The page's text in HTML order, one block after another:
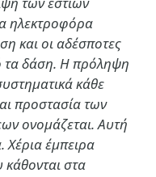
ηλεκτροφόρα
και οι αδέσποτες
τα δάση. Η πρόληψη
κάθε
προστασία των
ονομάζεται. Αυτή
Χέρια έμπειρα
κάθονται στα